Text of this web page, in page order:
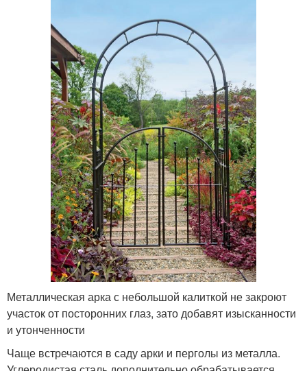
Металлическая арка с небольшой калиткой не закроют
участок от посторонних глаз, зато добавят изысканности
и утонченности
Чаще встречаются в саду арки и перголы из металла.